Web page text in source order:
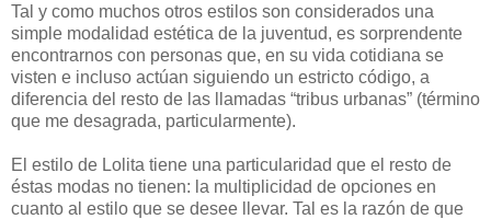
Tal y como muchos otros estilos son considerados una
simple modalidad estética de la juventud, es sorprendente
encontrarnos con personas que, en su vida cotidiana se
visten e incluso actúan siguiendo un estricto código, a
diferencia del resto de las llamadas “tribus urbanas” (término
que me desagrada, particularmente).
El estilo de Lolita tiene una particularidad que el resto de
éstas modas no tienen: la multiplicidad de opciones en
cuanto al estilo que se desee llevar. Tal es la razón de que